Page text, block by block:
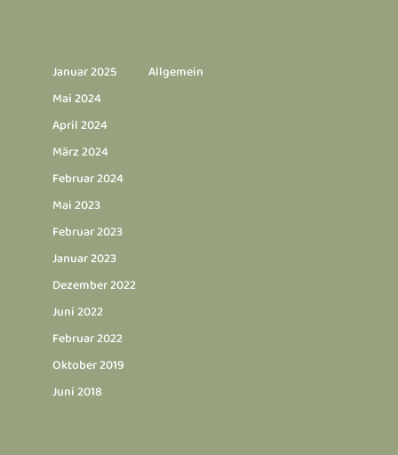
Januar 2025
Mai 2024
April 2024
März 2024
Februar 2024
Mai 2023
Februar 2023
Januar 2023
Dezember 2022
Juni 2022
Februar 2022
Oktober 2019
Juni 2018
Allgemein